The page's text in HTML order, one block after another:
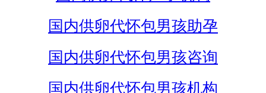
国内供卵代怀包男孩助孕
国内供卵代怀包男孩咨询
国内供卵代怀包男孩机构